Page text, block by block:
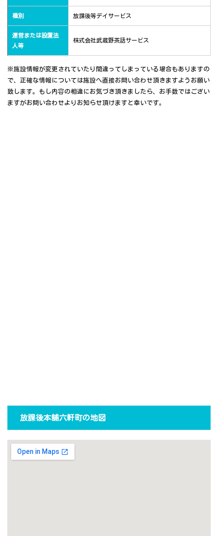
種別 放課後等デイサービス
運営または設置法
人等
株式会社武蔵野茶話サービス
※施設情報が変更されていたり間違ってしまっている場合もありますの
で、正確な情報については施設へ直接お問い合わせ頂きますようお願い
致します。もし内容の相違にお気づき頂きましたら、お手数ではござい
ますがお問い合わせよりお知らせ頂けますと幸いです。
放課後本舗六軒町の地図